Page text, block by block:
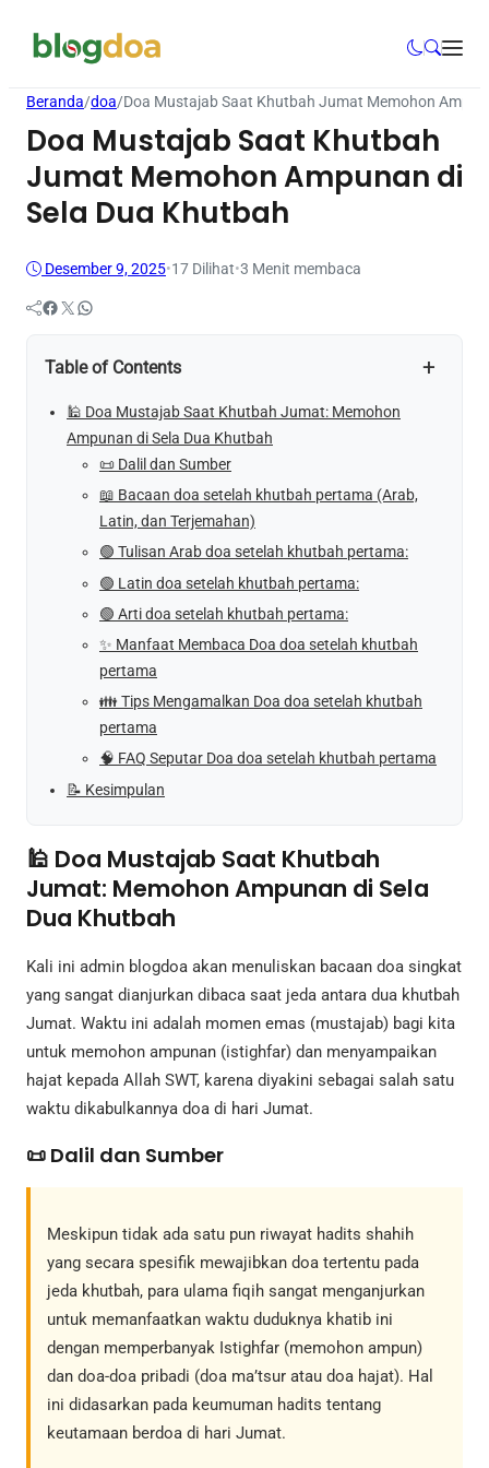
Beranda/doa/Doa Mustajab Saat Khutbah Jumat Memohon
Doa Mustajab Saat Khutbah
Jumat Memohon Ampunan di
Sela Dua Khutbah
Desember 9, 2025•17 Dilihat•3 Menit membaca
Facebook Twitter WhatsApp
Table of Contents +
🕌 Doa Mustajab Saat Khutbah Jumat: Memohon
Ampunan di Sela Dua Khutbah
📜 Dalil dan Sumber
📖 Bacaan doa setelah khutbah pertama (Arab,
Latin, dan Terjemahan)
🟢 Tulisan Arab doa setelah khutbah pertama:
🟢 Latin doa setelah khutbah pertama:
🟢 Arti doa setelah khutbah pertama:
✨ Manfaat Membaca Doa doa setelah khutbah
pertama
👪 Tips Mengamalkan Doa doa setelah khutbah
pertama
🧠 FAQ Seputar Doa doa setelah khutbah pertama
📝 Kesimpulan
🕌 Doa Mustajab Saat Khutbah
Jumat: Memohon Ampunan di Sela
Dua Khutbah
Kali ini admin blogdoa akan menuliskan bacaan doa singkat
yang sangat dianjurkan dibaca saat jeda antara dua khutbah
Jumat. Waktu ini adalah momen emas (mustajab) bagi kita
untuk memohon ampunan (istighfar) dan menyampaikan
hajat kepada Allah SWT, karena diyakini sebagai salah satu
waktu dikabulkannya doa di hari Jumat.
📜 Dalil dan Sumber
Meskipun tidak ada satu pun riwayat hadits shahih
yang secara spesifik mewajibkan doa tertentu pada
jeda khutbah, para ulama fiqih sangat menganjurkan
untuk memanfaatkan waktu duduknya khatib ini
dengan memperbanyak Istighfar (memohon ampun)
dan doa-doa pribadi (doa ma’tsur atau doa hajat). Hal
ini didasarkan pada keumuman hadits tentang
keutamaan berdoa di hari Jumat.